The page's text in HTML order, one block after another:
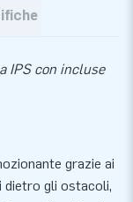
IPS con incluse
grazie ai
dietro gli ostacoli,